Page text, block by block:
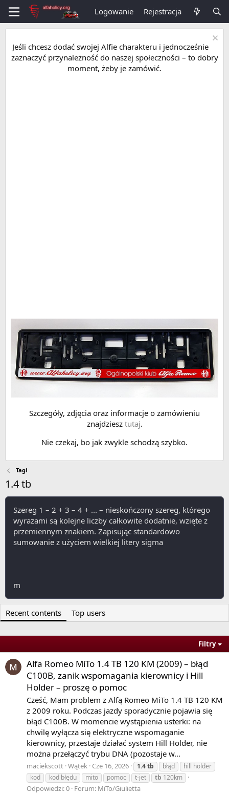
Logowanie Rejestracja
Jeśli chcesz dodać swojej Alfie charakteru i jednocześnie
zaznaczyć przynależność do naszej społeczności – to dobry
moment, żeby je zamówić.
Szczegóły, zdjęcia oraz informacje o zamówieniu
znajdziesz tutaj.
Nie czekaj, bo jak zwykle schodzą szybko.
Tagi
1.4 tb
Szereg 1 – 2 + 3 – 4 + ... – nieskończony szereg, którego
wyrazami są kolejne liczby całkowite dodatnie, wzięte z
przemiennym znakiem. Zapisując standardowo
sumowanie z użyciem wielkiej litery sigma
m
{\displaystyle m}
-tą sumę częściową tego szeregu wyrazić wzorem:
Recent contents Top users
Filtry
Alfa Romeo MiTo 1.4 TB 120 KM (2009) – błąd
C100B, zanik wspomagania kierownicy i Hill
Holder – proszę o pomoc
Cześć, Mam problem z Alfą Romeo MiTo 1.4 TB 120 KM
z 2009 roku. Podczas jazdy sporadycznie pojawia się
błąd C100B. W momencie wystąpienia usterki: na
chwilę wyłącza się elektryczne wspomaganie
kierownicy, przestaje działać system Hill Holder, nie
można przełączyć trybu DNA (pozostaje w...
maciekscott Wątek Cze 16, 2026 1.4tb błąd
hill holder
kod
kod błędu mito pomoc t-jet tb 120km
Odpowiedzi: 0 Forum: MiTo/Giulietta